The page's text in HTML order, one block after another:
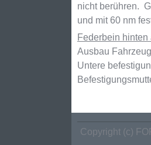
nicht berühren.
und mit 60 nm
Federbein
Ausbau
Untere
Copyright (c)